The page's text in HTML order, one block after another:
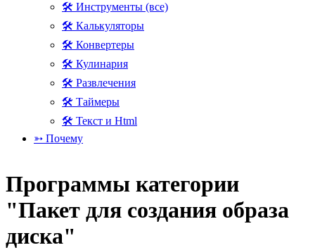
🛠 Инструменты (все)
🛠 Калькуляторы
🛠 Конвертеры
🛠 Кулинария
🛠 Развлечения
🛠 Таймеры
🛠 Текст и Html
➳ Почему
Программы категории
"Пакет для создания образа
диска"